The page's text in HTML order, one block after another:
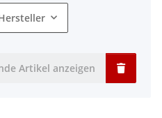
Artikel anzeigen